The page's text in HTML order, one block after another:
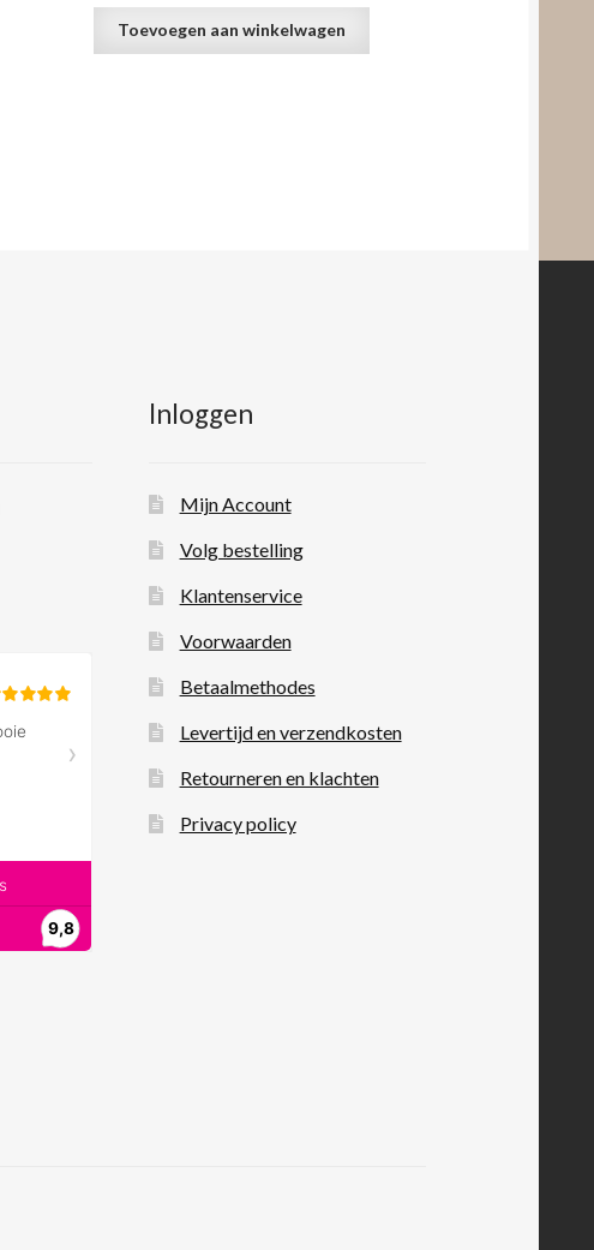
Toevoegen aan winkelwagen
Inloggen
Mijn Account
Volg bestelling
Klantenservice
Voorwaarden
Betaalmethodes
Levertijd en verzendkosten
Retourneren en klachten
Privacy policy